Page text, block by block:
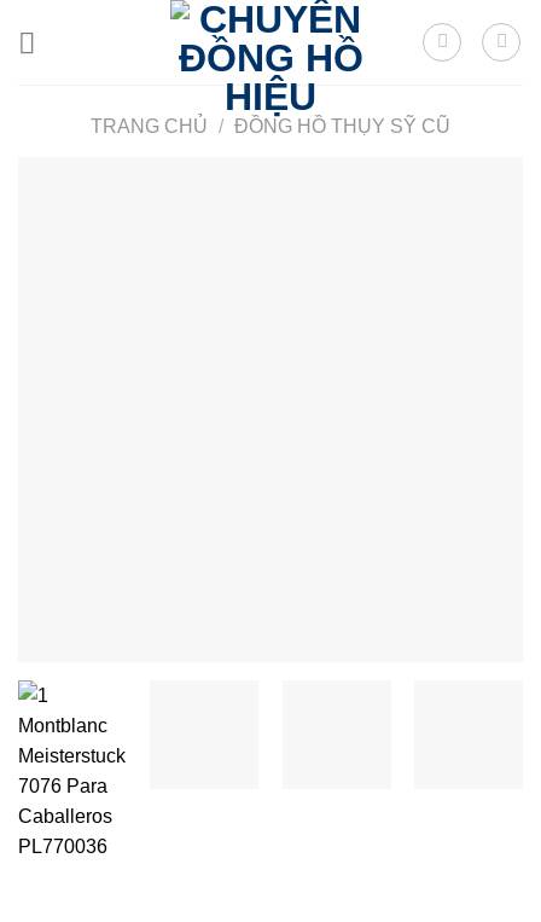
TRANG CHỦ / ĐỒNG HỒ THỤY SỸ CŨ